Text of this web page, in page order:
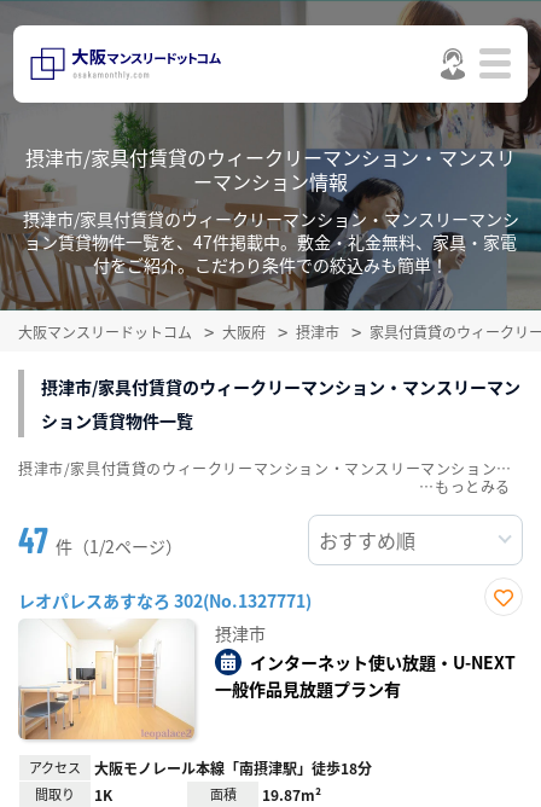
摂津市/家具付賃貸のウィークリーマンション・マンスリ
ーマンション情報
摂津市/家具付賃貸のウィークリーマンション・マンスリーマンシ
ョン賃貸物件一覧を、47件掲載中。敷金・礼金無料、家具・家電
付をご紹介。こだわり条件での絞込みも簡単！
大阪マンスリードットコム 大阪府 摂津市 家具付賃貸のウィークリ
摂津市/家具付賃貸のウィークリーマンション・マンスリーマン
ション賃貸物件一覧
47 件（1/2ページ）
レオパレスあすなろ 302(No.1327771)
り登
録
摂津市
インターネット使い放題・U-NEXT
一般作品見放題プラン有
アクセス 大阪モノレール本線「南摂津駅」徒歩18分
間取り 1K 面積 19.87m²
摂津市/家具付賃貸のウィークリーマンション・マンスリーマンション賃貸物件一覧を、47件掲載中。敷金・礼金無料、家具・家電付をご紹介。こだわり条件での絞込みも簡単！
…